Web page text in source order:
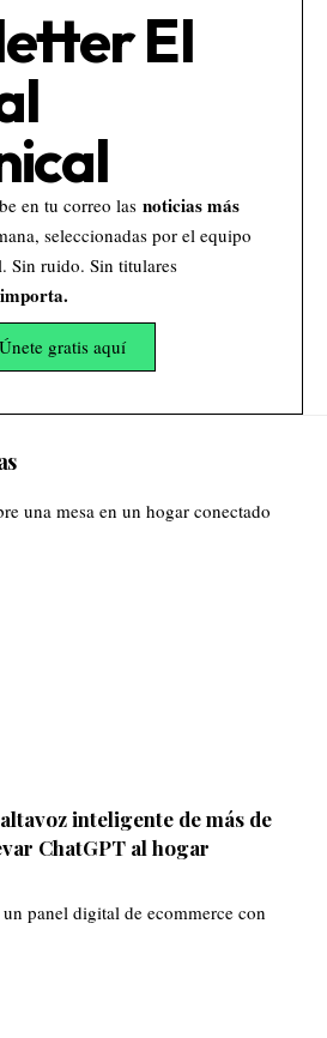
El
en tu correo las noticias más
seleccionadas por el equipo
Sin ruido. Sin titulares
Únete gratis aquí
inteligente de más de
ChatGPT al hogar